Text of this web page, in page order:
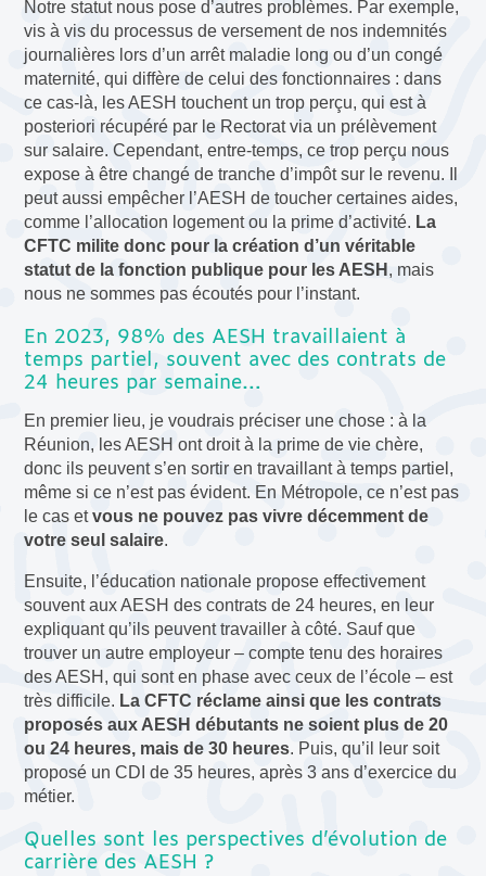
Notre statut nous pose d’autres problèmes. Par exemple,
vis à vis du processus de versement de nos indemnités
journalières lors d’un arrêt maladie long ou d’un congé
maternité, qui diffère de celui des fonctionnaires : dans
ce cas-là, les AESH touchent un trop perçu, qui est à
posteriori récupéré par le Rectorat via un prélèvement
sur salaire. Cependant, entre-temps, ce trop perçu nous
expose à être changé de tranche d’impôt sur le revenu. Il
peut aussi empêcher l’AESH de toucher certaines aides,
comme l’allocation logement ou la prime d’activité. La
CFTC milite donc pour la création d’un véritable
statut de la fonction publique pour les AESH , mais
nous ne sommes pas écoutés pour l’instant.
En 2023, 98% des AESH travaillaient à
temps partiel, souvent avec des contrats de
24 heures par semaine…
En premier lieu, je voudrais préciser une chose : à la
Réunion, les AESH ont droit à la prime de vie chère,
donc ils peuvent s’en sortir en travaillant à temps partiel,
même si ce n’est pas évident. En Métropole, ce n’est pas
le cas etvous ne pouvez pas vivre décemment de
votre seul salaire.
Ensuite, l’éducation nationale propose effectivement
souvent aux AESH des contrats de 24 heures, en leur
expliquant qu’ils peuvent travailler à côté. Sauf que
trouver un autre employeur – compte tenu des horaires
des AESH, qui sont en phase avec ceux de l’école – est
très difficile. La CFTC réclame ainsi que les contrats
proposés aux AESH débutants ne soient plus de 20
ou 24 heures, mais de 30 heures. Puis, qu’il leur soit
proposé un CDI de 35 heures, après 3 ans d’exercice du
métier.
Quelles sont les perspectives d’évolution de
carrière des AESH ?